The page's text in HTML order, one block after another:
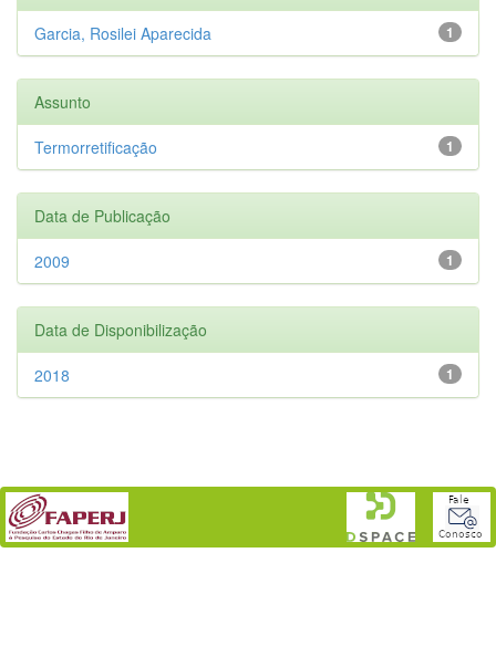
1
Garcia, Rosilei Aparecida
Assunto
1
Termorretificação
Data de Publicação
1
2009
Data de Disponibilização
1
2018